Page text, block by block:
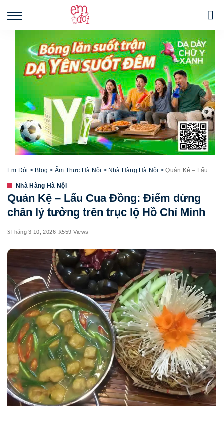
Em Đói > Blog > Ẩm Thực Hà Nội > Nhà Hàng Hà Nội >Quán Kệ – Lẩu Cua Đồng: Điểm dừng chân lý tưởng trên trục lộ Hồ Chí Minh
Nhà Hàng Hà Nội
Quán Kệ – Lẩu Cua Đồng: Điểm dừng
chân lý tưởng trên trục lộ Hồ Chí Minh
Tháng 3 10, 2026 559 Views